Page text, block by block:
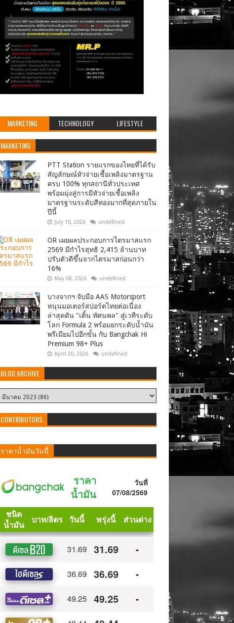
MARKETING TECHNOLOGY LIFESTYLE
MARKETING
PTT Station รายแรกของไทยที่ได้รับ
สัญลักษณ์หัวจ่ายเชื้อเพลิงมาตรฐาน
ครบ 100% ทุกสถานีทั่วประเทศ
พร้อมมุ่งสู่การมีหัวจ่ายเชื้อเพลิง
มาตรฐานระดับสีทองมากที่สุดภายใน
ปีนี้
July 10, 2026 undefined
OR เผยผลประกอบการไตรมาสแรก
2569 มีกำไรสุทธิ 2,415 ล้านบาท
ปรับตัวดีขึ้นจากไตรมาสก่อนกว่า
16%
May 08, 2026 undefined
บางจากฯ จับมือ AAS Motorsport
หนุนมอเตอร์สปอร์ตไทยต่อเนื่อง
ล่าสุดดัน "เติ้น ทัศนพล" สู่เวทีระดับ
โลก Formula 2 พร้อมยกระดับน้ำมัน
พรีเมียมไปอีกขั้น กับ Bangchak Hi
Premium 98+ Plus
April 20, 2026 undefined
BLOG ARCHIVE
CONTRIBUTORS
ราคาน้ำมันวันนี้